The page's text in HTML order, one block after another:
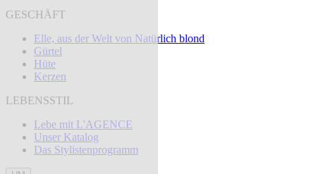
GESCHÄFT
Elle, aus der Welt von Natürlich blond
Gürtel
Hüte
Kerzen
LEBENSSTIL
Lebe mit L'AGENCE
Unser Katalog
Das Stylistenprogramm